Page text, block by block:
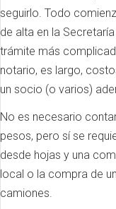
seguirlo. Todo
de alta en la
trámite más
notario, es largo,
un socio (o varios)
No es necesario
pesos, pero sí se
desde hojas y una
local o la compra de
camiones.